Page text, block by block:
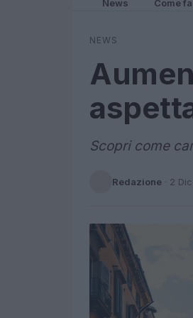
News Come
NEWS
Scopri come
Redazione · 2